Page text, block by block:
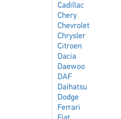
Cadillac
Chery
Chevrolet
Chrysler
Citroen
Dacia
Daewoo
DAF
Daihatsu
Dodge
Ferrari